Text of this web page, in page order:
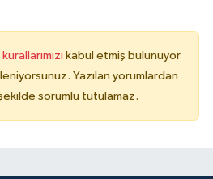
kabul etmiş bulunuyor
Yazılan yorumlardan
sorumlu tutulamaz.